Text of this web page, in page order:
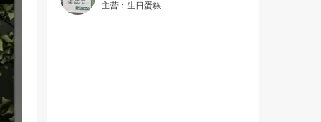
主营： 生日蛋糕